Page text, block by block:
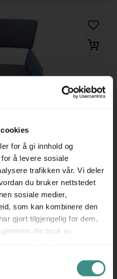
for å gi innhold og
å levere sosiale
trafikken vår. Vi deler
du bruker nettstedet
sosiale medier,
som kan kombinere den
gjort tilgjengelig for dem,
din bruk av
stoff